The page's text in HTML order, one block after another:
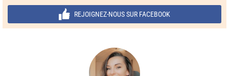
REJOIGNEZ-NOUS SUR FACEBOOK